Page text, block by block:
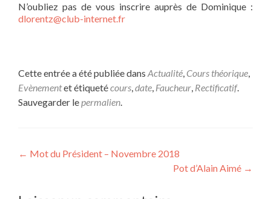
N’oubliez pas de vous inscrire auprès de Dominique :
dlorentz@club-internet.fr
Cette entrée a été publiée dans Actualité, Cours théorique,
Evènementet étiquetécours,date, Faucheur, Rectificatif.
Sauvegarder lepermalien.
Navigation
← Mot du Président – Novembre 2018
Pot d’Alain Aimé →